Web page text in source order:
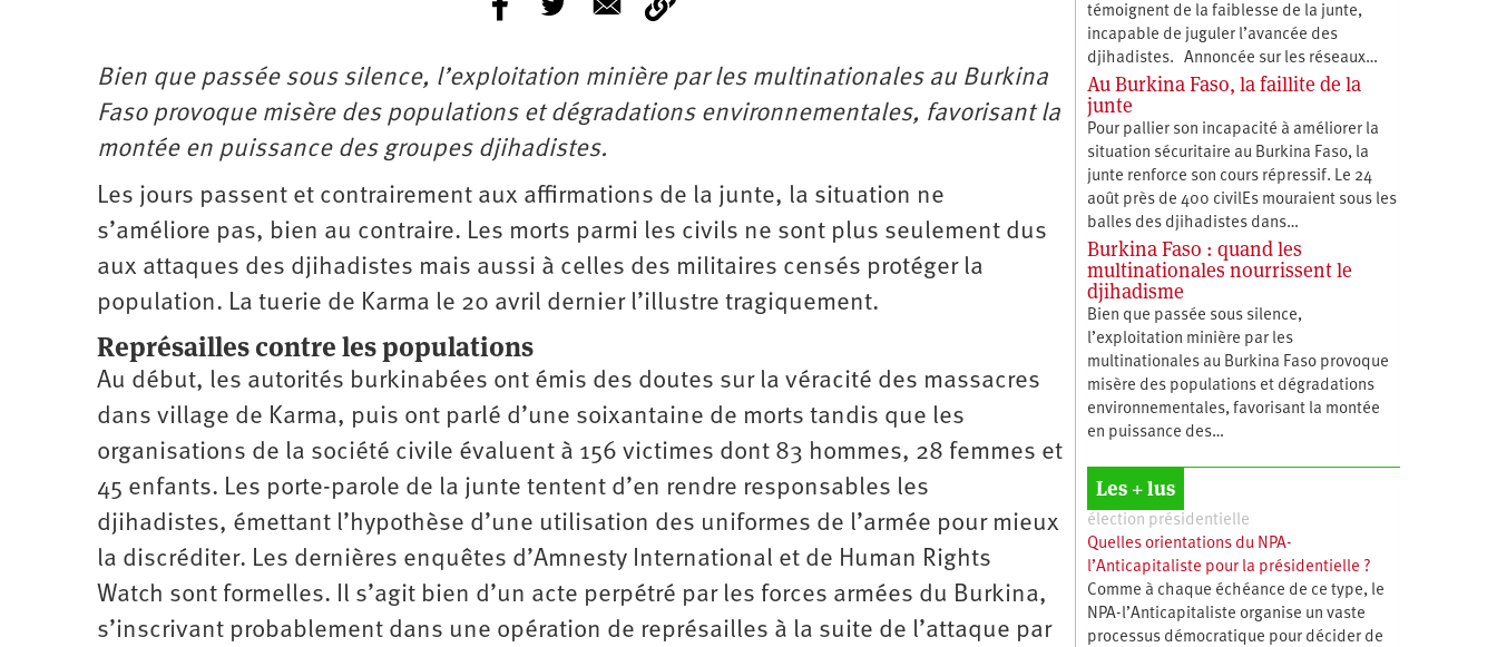
Bien que passée sous silence, l’exploitation minière par les multinationales au Burkina
Faso provoque misère des populations et dégradations environnementales, favorisant la
montée en puissance des groupes djihadistes.
Les jours passent et contrairement aux affirmations de la junte, la situation ne
s’améliore pas, bien au contraire. Les morts parmi les civils ne sont plus seulement dus
aux attaques des djihadistes mais aussi à celles des militaires censés protéger la
population. La tuerie de Karma le 20 avril dernier l’illustre tragiquement.
Représailles contre les populations
Au début, les autorités burkinabées ont émis des doutes sur la véracité des massacres
dans village de Karma, puis ont parlé d’une soixantaine de morts tandis que les
organisations de la société civile évaluent à 156 victimes dont 83 hommes, 28 femmes et
45 enfants. Les porte-parole de la junte tentent d’en rendre responsables les
djihadistes, émettant l’hypothèse d’une utilisation des uniformes de l’armée pour mieux
la discréditer. Les dernières enquêtes d’Amnesty International et de Human Rights
Watch sont formelles. Il s’agit bien d’un acte perpétré par les forces armées du Burkina,
s’inscrivant probablement dans une opération de représailles à la suite de l’attaque par
témoignent de la faiblesse de la junte,
incapable de juguler l’avancée des
djihadistes. Annoncée sur les réseaux…
Au Burkina Faso, la faillite de la
junte
Pour pallier son incapacité à améliorer la
situation sécuritaire au Burkina Faso, la
junte renforce son cours répressif. Le 24
août près de 400 civilEs mouraient sous les
balles des djihadistes dans…
Burkina Faso : quand les
multinationales nourrissent le
djihadisme
Bien que passée sous silence,
l’exploitation minière par les
multinationales au Burkina Faso provoque
misère des populations et dégradations
environnementales, favorisant la montée
en puissance des…
Les + lus
élection présidentielle
Quelles orientations du NPA-
l’Anticapitaliste pour la présidentielle ?
Comme à chaque échéance de ce type, le
NPA-l’Anticapitaliste organise un vaste
processus démocratique pour décider de